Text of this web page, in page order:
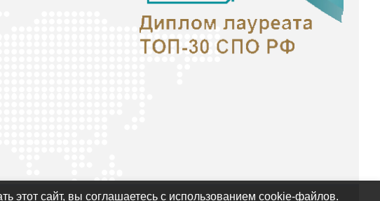
этот сайт, вы соглашаетесь с использованием cookie-файлов.